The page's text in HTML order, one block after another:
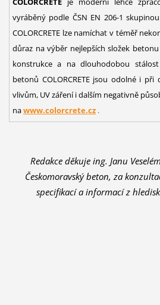
vyráběný podle ČSN EN 206-1
COLORCRETE lze namíchat v téměř
důraz na výběr nejlepších složek
konstrukce a na dlouhodobou
betonů COLORCRETE jsou odolné i
vlivům, UV záření i dalším negativně
nawww.colorcrete.cz.
Redakce děkuje ing. Janu
Českomoravský beton, za
specifikací a informací z